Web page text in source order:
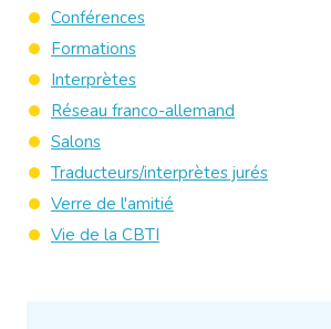
Conférences
Formations
Interprètes
Réseau franco-allemand
Salons
Traducteurs/interprètes jurés
Verre de l'amitié
Vie de la CBTI